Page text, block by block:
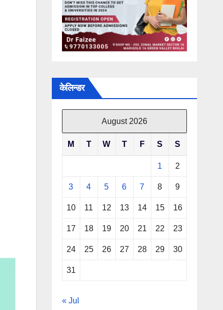
केलिन्डर
August 2026
M T W T F S S
1 2
3 4 5 6 7 8 9
10 11 12 13 14 15 16
17 18 19 20 21 22 23
24 25 26 27 28 29 30
31
« Jul